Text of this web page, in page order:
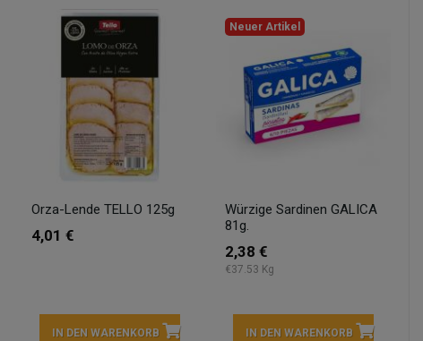
Orza-Lende TELLO 125g
4,01 €
IN DEN WARENKORB
Neuer Artikel
Würzige Sardinen GALICA
81g.
2,38 €
€37.53 Kg
IN DEN WARENKORB